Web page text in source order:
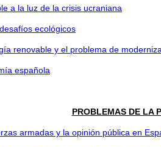
a la luz de la crisis ucraniana
ecológicos
renovable y el problema de
española
PROBLEMAS DE LA
armadas y la opinión pública en